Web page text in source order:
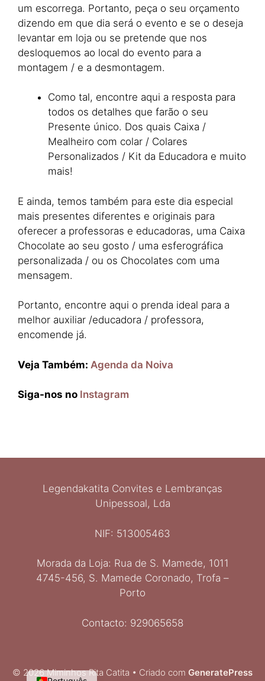
um escorrega. Portanto, peça o seu orçamento
dizendo em que dia será o evento e se o deseja
levantar em loja ou se pretende que nos
desloquemos ao local do evento para a
montagem / e a desmontagem.
Como tal, encontre aqui a resposta para
todos os detalhes que farão o seu
Presente único. Dos quais Caixa /
Mealheiro com colar / Colares
Personalizados / Kit da Educadora e muito
mais!
E ainda, temos também para este dia especial
mais presentes diferentes e originais para
oferecer a professoras e educadoras, uma Caixa
Chocolate ao seu gosto / uma esferográfica
personalizada / ou os Chocolates com uma
mensagem.
Portanto, encontre aqui o prenda ideal para a
melhor auxiliar /educadora / professora,
encomende já.
Veja Também: Agenda da Noiva
Siga-nos no Instagram
Legendakatita Convites e Lembranças
Unipessoal, Lda
NIF: 513005463
Morada da Loja: Rua de S. Mamede, 1011
4745-456, S. Mamede Coronado, Trofa –
Porto
Contacto: 929065658
© 2026 Miminhos Rita Catita • Criado com GeneratePress
Italiano
Ελληνικά